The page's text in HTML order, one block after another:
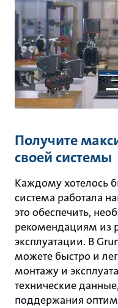
Получите
своей системы
Каждому хотелось
система работала
это обеспечить,
рекомендациям из
эксплуатации. В
можете быстро и
монтажу и
технические
поддержания